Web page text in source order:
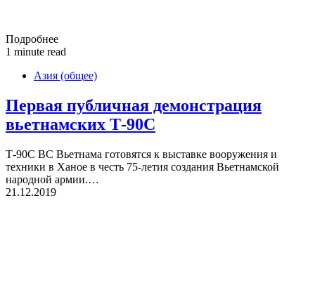
Подробнее
1 minute read
Азия (общее)
Первая публичная демонстрация
вьетнамских Т-90С
Т-90С ВС Вьетнама готовятся к выставке вооружения и
техники в Ханое в честь 75-летия создания Вьетнамской
народной армии.…
21.12.2019